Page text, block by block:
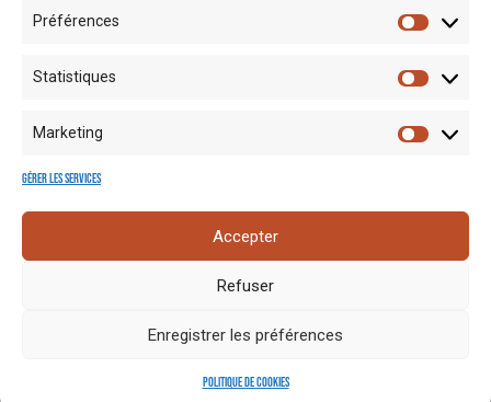
Préférences
Statistiques
Marketing
Gérer les services
Accepter
Refuser
Enregistrer les préférences
Politique de cookies